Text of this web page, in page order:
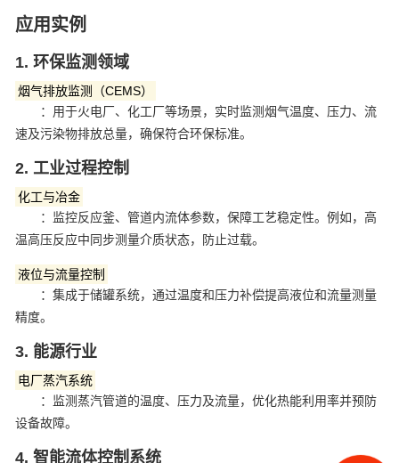
应用实例
1. 环保监测领域
‌烟气排放监测（CEMS）‌
：用于火电厂、化工厂等场景，实时监测烟气温度、压力、流
速及污染物排放总量，确保符合环保标准‌。
2. 工业过程控制
‌化工与冶金‌
：监控反应釜、管道内流体参数，保障工艺稳定性。例如，高
温高压反应中同步测量介质状态，防止过载‌。
‌液位与流量控制‌
：集成于储罐系统，通过温度和压力补偿提高液位和流量测量
精度‌。
3. 能源行业
‌电厂蒸汽系统‌
：监测蒸汽管道的温度、压力及流量，优化热能利用率并预防
设备故障‌。
4. 智能流体控制系统